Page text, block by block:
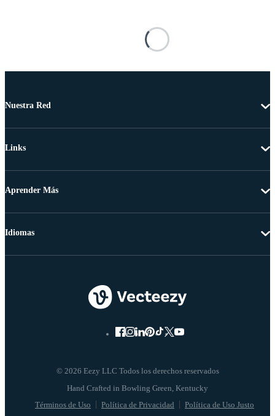
Nuestra Red
Links
Aprender Más
© 2026 Eezy LLC Todos los derechos reservados
Términos de Uso Política de Privacidad Política de Uso Justo
Idiomas